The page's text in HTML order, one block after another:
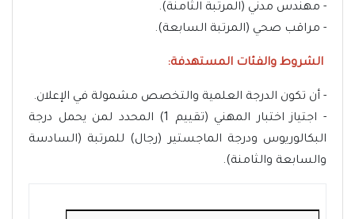
- مهندس مدني (المرتبة الثامنة).
- مراقب صحي (المرتبة السابعة).
الشروط والفئات المستهدفة:
- أن تكون الدرجة العلمية والتخصص مشمولة في الإعلان.
- اجتياز اختبار المهني (تقييم 1) المحدد لمن يحمل درجة
البكالوريوس ودرجة الماجستير (رجال) للمرتبة (السادسة
والسابعة والثامنة).